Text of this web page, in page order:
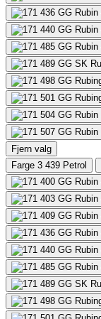
Fjern valg
Farge 3 439 Petrol